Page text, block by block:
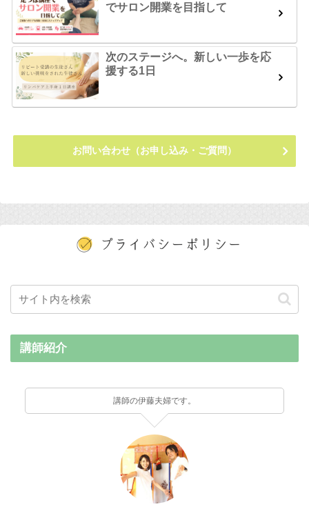
でサロン開業を目指して
次のステージへ。新しい一歩を応
援する1日
お問い合わせ（お申し込み・ご質問）
講師紹介
講師の伊藤夫婦です。